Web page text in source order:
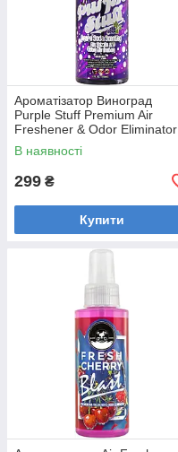
Ароматізатор Виноград
Purple Stuff Premium Air
Freshener & Odor Eliminator
AIR_222_04
В наявності
299 ₴
Купити